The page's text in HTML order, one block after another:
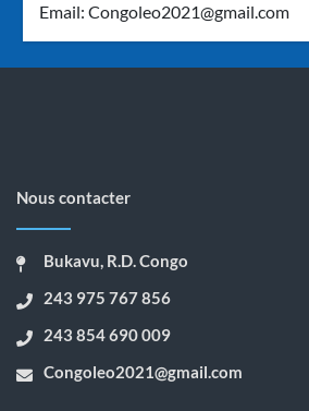
Email:Congoleo2021@gmail.com
Nous contacter
Bukavu, R.D. Congo
243 975 767 856
243 854 690 009
Congoleo2021@gmail.com